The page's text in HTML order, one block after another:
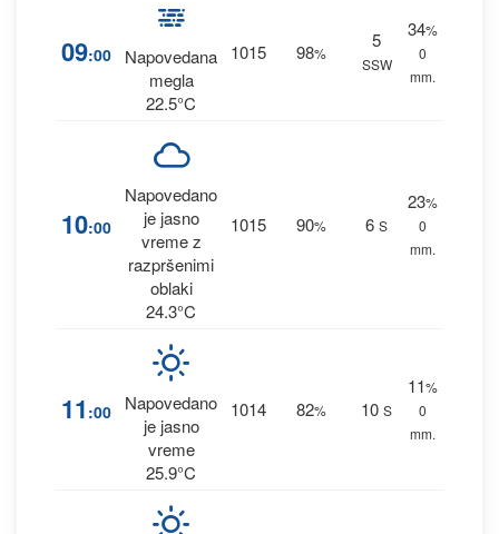
09:00
Napovedana
megla
22.5°C
1015 98%
5
SSW
34%
0
mm.
10:00
Napovedano
je jasno
vreme z
razpršenimi
oblaki
24.3°C
1015 90% 6 S
23%
0
mm.
11 :00
Napovedano
je jasno
vreme
25.9°C
1014 82% 10 S
11%
0
mm.